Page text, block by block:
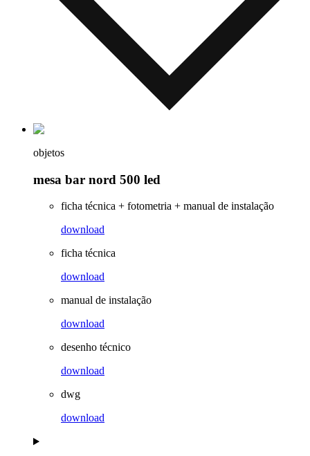
objetos
mesa bar nord 500 led
ficha técnica + fotometria + manual de instalação
download
ficha técnica
download
manual de instalação
download
desenho técnico
download
dwg
download